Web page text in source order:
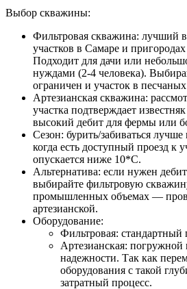
Выбор скважины:
Фильтровая скважина: лучший
участков в Самаре и
Подходит для дачи или
нуждами (2-4 человека).
ограничен и участок в
Артезианская скважина:
участка подтверждает
высокий дебит для фермы или
Сезон: бурить/забиваться лучше
когда есть доступный проезд к
опускается ниже 10*С.
Альтернатива: если нужен
выбирайте фильтровую
промышленных объемах —
артезианской.
Оборудование:
Фильтровая: стандартный
Артезианская:
надежности. Так как
оборудования с такой
затратный процесс.